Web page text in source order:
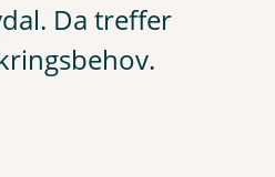
Da treffer